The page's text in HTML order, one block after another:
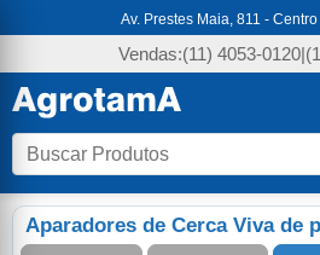
Av. Prestes Maia, 811 -
Vendas:(11) 4053-0120|
Aparadores de Cerca Viva de